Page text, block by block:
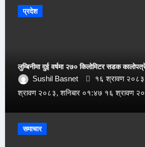
प्रदेश
लुम्बिनीमा दुई वर्षमा २७० किलोमिटर सडक
Sushil Basnet
१६ श्रावण
श्रावण २०८३, शनिबार ०१:४७ १६ श्रावण
समाचार